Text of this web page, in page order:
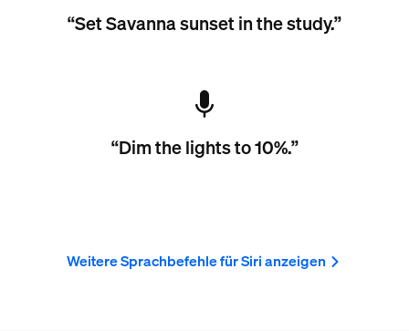
“Set Savanna sunset in the study.”
“Dim the lights to 10%.”
Weitere Sprachbefehle für Siri anzeigen